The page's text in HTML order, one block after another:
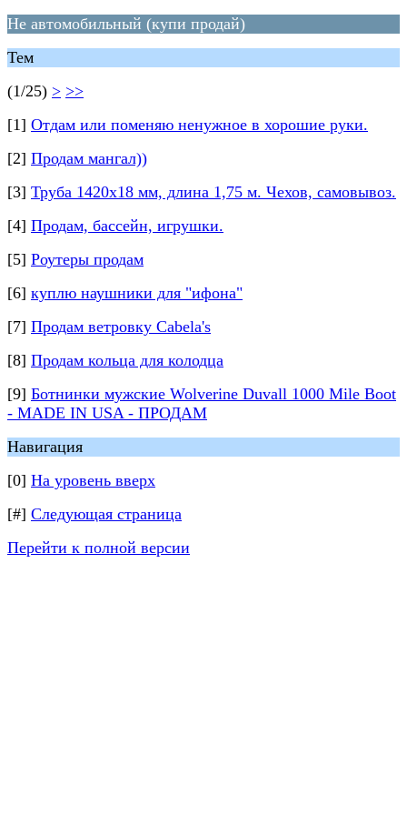
Не автомобильный (купи продай)
Тем
(1/25) > >>
[1] Отдам или поменяю ненужное в хорошие руки.
[2] Продам мангал))
[3] Труба 1420х18 мм, длина 1,75 м. Чехов, самовывоз.
[4] Продам, бассейн, игрушки.
[5] Роутеры продам
[6] куплю наушники для "ифона"
[7] Продам ветровку Cabela's
[8] Продам кольца для колодца
[9] Ботнинки мужские Wolverine Duvall 1000 Mile Boot
- MADE IN USA - ПРОДАМ
Навигация
[0] На уровень вверх
[#] Следующая страница
Перейти к полной версии